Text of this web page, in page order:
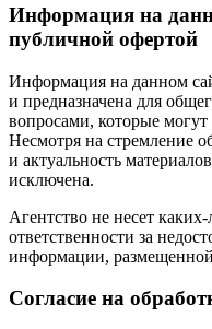
Информация на
публичной офертой
Информация на данном
и предназначена для
вопросами, которые могут
Несмотря на стремление
и актуальность
исключена.
Агентство не несет
ответственности за
информации, размещенной
Cогласие на